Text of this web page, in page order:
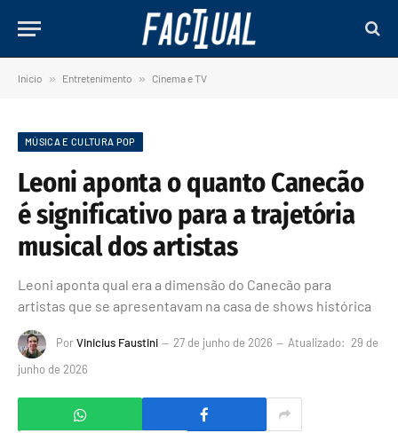
Início » Entretenimento » Cinema e TV
MÚSICA E CULTURA POP
Leoni aponta o quanto Canecão
é significativo para a trajetória
musical dos artistas
Leoni aponta qual era a dimensão do Canecão para
artistas que se apresentavam na casa de shows histórica
PorVinicius Faustini 27 de junho de 2026 Atualizado: 29 de
junho de 2026